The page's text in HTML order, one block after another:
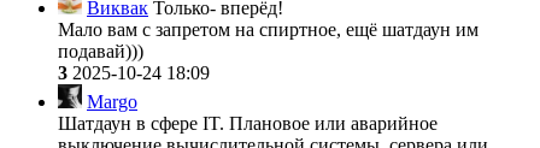
Виквак Только- вперёд!
Мало вам с запретом на спиртное, ещё шатдаун им
подавай)))
3 2025-10-24 18:09
Margo
Шатдаун в сфере IT. Плановое или аварийное